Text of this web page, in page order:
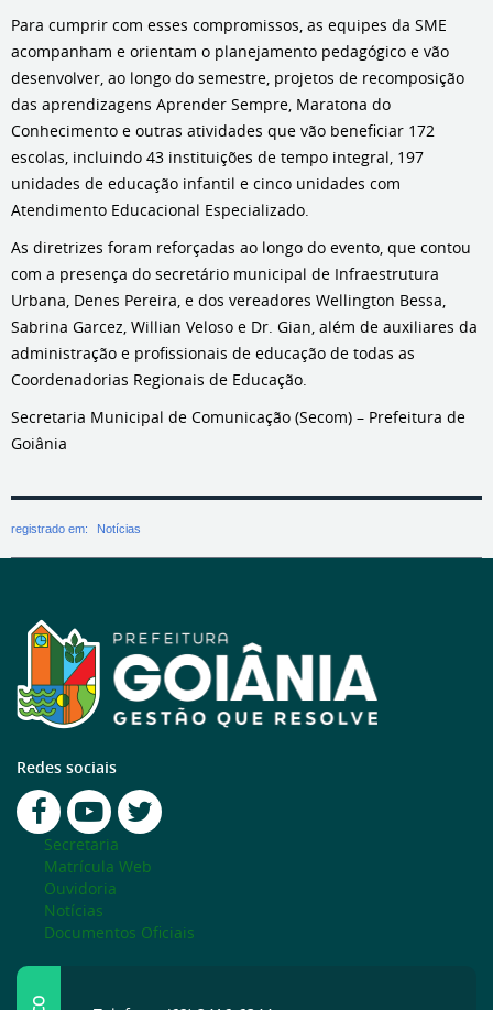
Para cumprir com esses compromissos, as equipes da SME
acompanham e orientam o planejamento pedagógico e vão
desenvolver, ao longo do semestre, projetos de recomposição
das aprendizagens Aprender Sempre, Maratona do
Conhecimento e outras atividades que vão beneficiar 172
escolas, incluindo 43 instituições de tempo integral, 197
unidades de educação infantil e cinco unidades com
Atendimento Educacional Especializado.
As diretrizes foram reforçadas ao longo do evento, que contou
com a presença do secretário municipal de Infraestrutura
Urbana, Denes Pereira, e dos vereadores Wellington Bessa,
Sabrina Garcez, Willian Veloso e Dr. Gian, além de auxiliares da
administração e profissionais de educação de todas as
Coordenadorias Regionais de Educação.
Secretaria Municipal de Comunicação (Secom) – Prefeitura de
Goiânia
registrado em: Notícias
Redes sociais
Secretaria
Matrícula Web
Ouvidoria
Notícias
Documentos Oficiais